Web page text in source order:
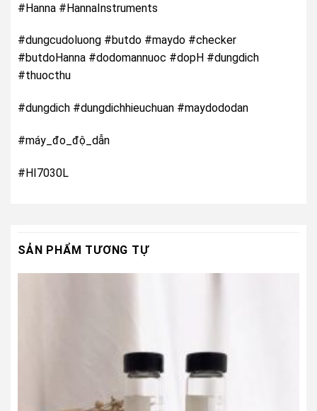
#Hanna #HannaInstruments
#dungcudoluong #butdo #maydo #checker
#butdoHanna #dodomannuoc #dopH #dungdich
#thuocthu
#dungdich #dungdichhieuchuan #maydododan
#máy_đo_độ_dẫn
#HI7030L
SẢN PHẨM TƯƠNG TỰ